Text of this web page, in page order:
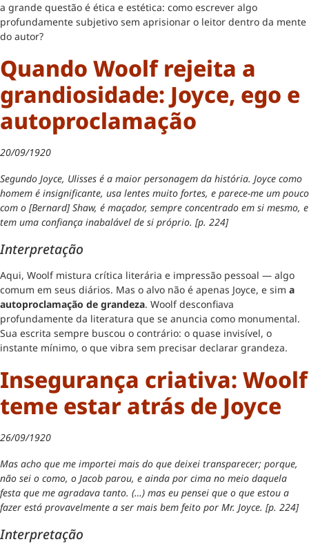
a grande questão é ética e estética: como escrever algo
profundamente subjetivo sem aprisionar o leitor dentro da mente
do autor?
Quando Woolf rejeita a
grandiosidade: Joyce, ego e
autoproclamação
20/09/1920
Segundo Joyce, Ulisses é a maior personagem da história. Joyce como
homem é insignificante, usa lentes muito fortes, e parece-me um pouco
com o [Bernard] Shaw, é maçador, sempre concentrado em si mesmo, e
tem uma confiança inabalável de si próprio. [p. 224]
Interpretação
Aqui, Woolf mistura crítica literária e impressão pessoal — algo
comum em seus diários. Mas o alvo não é apenas Joyce, e sim a
autoproclamação de grandeza. Woolf desconfiava
profundamente da literatura que se anuncia como monumental.
Sua escrita sempre buscou o contrário: o quase invisível, o
instante mínimo, o que vibra sem precisar declarar grandeza.
Insegurança criativa: Woolf
teme estar atrás de Joyce
26/09/1920
Mas acho que me importei mais do que deixei transparecer; porque,
não sei o como, o Jacob parou, e ainda por cima no meio daquela
festa que me agradava tanto. (…) mas eu pensei que o que estou a
fazer está provavelmente a ser mais bem feito por Mr. Joyce. [p. 224]
Interpretação